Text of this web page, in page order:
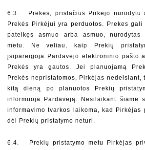
6.3.   Prekes, pristačius Pirkėjo nurodytu
Prekės Pirkėjui yra perduotos. Prekes
pateikęs asmuo arba asmuo, nurodytas
metu. Ne veliau, kaip Prekių
įsipareigoja Pardavėjo elektroninio pašto
Prekės yra gautos. Jei planuojamą
Prekės nepristatomos, Pirkėjas
kitą dieną po planuotos Prekių
informuoja Pardavėją. Nesilaikant šiame
informavimo tvarkos laikoma, kad Pirkėjas
dėl Prekių pristatymo neturi.
6.4.   Prekių pristatymo metu Pirkėjas